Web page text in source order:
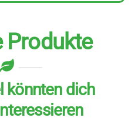
Produkte
könnten dich